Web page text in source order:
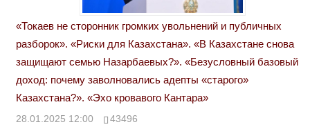
«Токаев не сторонник громких увольнений и публичных
разборок». «Риски для Казахстана». «В Казахстане снова
защищают семью Назарбаевых?». «Безусловный базовый
доход: почему заволновались адепты «старого»
Казахстана?». «Эхо кровавого Кантара»
28.01.2025 12:00 43496